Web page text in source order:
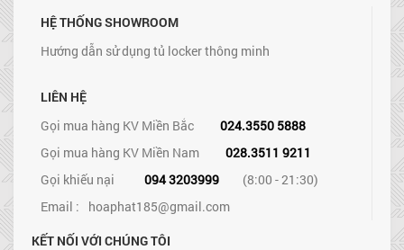
HỆ THỐNG SHOWROOM
Hướng dẫn sử dụng tủ locker thông minh
LIÊN HỆ
Gọi mua hàng KV Miền Bắc
024.3550 5888
Gọi mua hàng KV Miền Nam
028.3511 9211
Gọi khiếu nại
094 3203999
(8:00 - 21:30)
Email : hoaphat185@gmail.com
KẾT NỐI VỚI CHÚNG TÔI